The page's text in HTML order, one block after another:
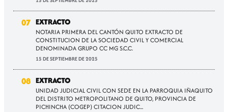
07 EXTRACTO
NOTARIA PRIMERA DEL CANTÓN QUITO EXTRACTO DE
CONSTITUCION DE LA SOCIEDAD CIVIL Y COMERCIAL
DENOMINADA GRUPO CC MG S.C.C.
15 DE SEPTIEMBRE DE 2025
08 EXTRACTO
UNIDAD JUDICIAL CIVIL CON SEDE EN LA PARROQUIA IÑAQUITO
DEL DISTRITO METROPOLITANO DE QUITO, PROVINCIA DE
PICHINCHA (COGEP) CITACION JUDIC...